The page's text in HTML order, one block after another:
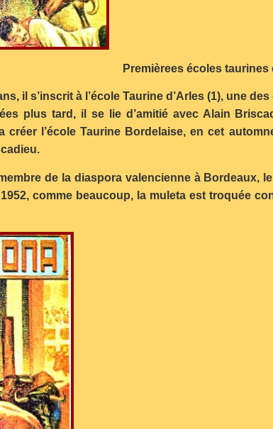
Premièrees écoles
il s’inscrit à l’école Taurine d’Arles (1), une
plus tard, il se lie d’amitié avec Alain
créer l’école Taurine Bordelaise, en cet
de la diaspora valencienne à Bordeaux,
comme beaucoup, la muleta est troquée